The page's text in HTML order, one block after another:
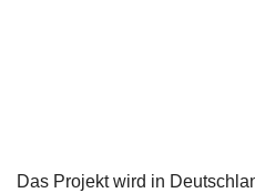
Das Projekt wird in